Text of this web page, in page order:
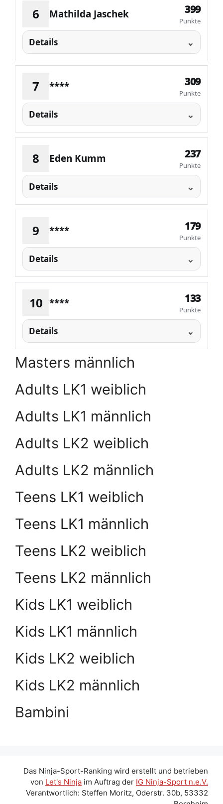
6 Mathilda Jaschek 399
Punkte
Details
7 **** 309
Punkte
Details
8 Eden Kumm 237
Punkte
Details
9 **** 179
Punkte
Details
10 **** 133
Punkte
Details
Masters männlich
Adults LK1 weiblich
Adults LK1 männlich
Adults LK2 weiblich
Adults LK2 männlich
Teens LK1 weiblich
Teens LK1 männlich
Teens LK2 weiblich
Teens LK2 männlich
Kids LK1 weiblich
Kids LK1 männlich
Kids LK2 weiblich
Kids LK2 männlich
Bambini
Das Ninja-Sport-Ranking wird erstellt und betrieben
von Let's Ninja im Auftrag der IG Ninja-Sport n.e.V.
Verantwortlich: Steffen Moritz, Oderstr. 30b, 53332